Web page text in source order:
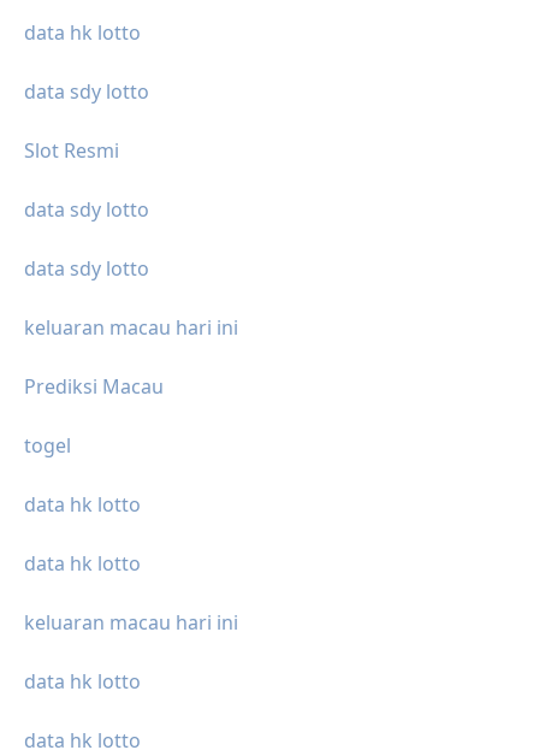
data hk lotto
data sdy lotto
Slot Resmi
data sdy lotto
data sdy lotto
keluaran macau hari ini
Prediksi Macau
togel
data hk lotto
data hk lotto
keluaran macau hari ini
data hk lotto
data hk lotto